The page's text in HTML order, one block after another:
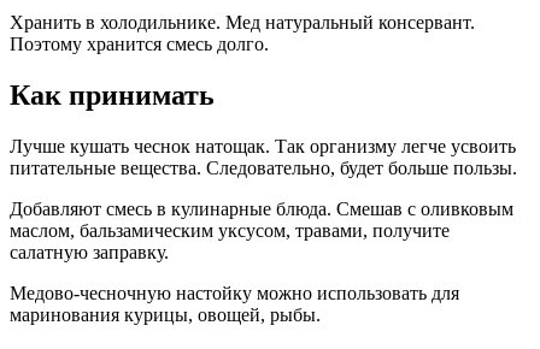
Хранить в холодильнике. Мед натуральный консервант.
Поэтому хранится смесь долго.
Как принимать
Лучше кушать чеснок натощак. Так организму легче усвоить
питательные вещества. Следовательно, будет больше пользы.
Добавляют смесь в кулинарные блюда. Смешав с оливковым
маслом, бальзамическим уксусом, травами, получите
салатную заправку.
Медово-чесночную настойку можно использовать для
маринования курицы, овощей, рыбы.